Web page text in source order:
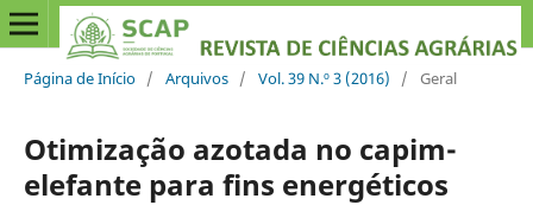
Página de Início / Arquivos / Vol. 39 N.º 3 (2016) / Geral
Otimização azotada no capim-
elefante para fins energéticos